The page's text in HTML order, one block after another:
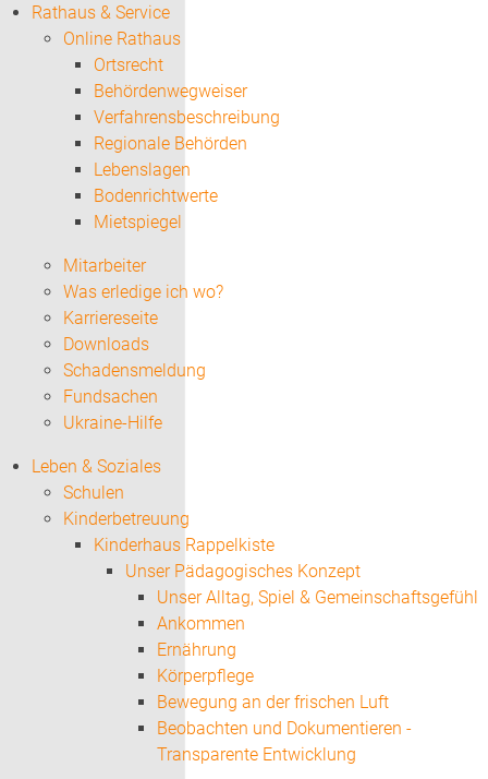
Rathaus & Service
Online Rathaus
Ortsrecht
Behördenwegweiser
Verfahrensbeschreibung
Regionale Behörden
Lebenslagen
Bodenrichtwerte
Mietspiegel
Mitarbeiter
Was erledige ich wo?
Karriereseite
Downloads
Schadensmeldung
Fundsachen
Ukraine-Hilfe
Leben & Soziales
Schulen
Kinderbetreuung
Kinderhaus Rappelkiste
Unser Pädagogisches Konzept
Unser Alltag, Spiel & Gemeinschaftsgefühl
Ankommen
Ernährung
Körperpflege
Bewegung an der frischen Luft
Beobachten und Dokumentieren -
Transparente Entwicklung